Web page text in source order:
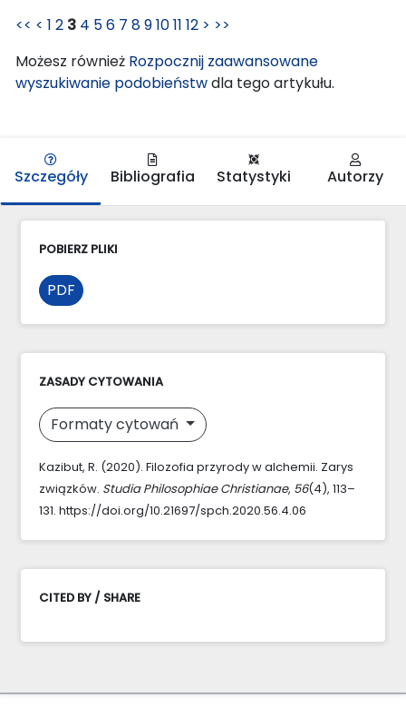
<< < 1 2 3 4 56 7 891011 12 > >>
Możesz również Rozpocznij zaawansowane
wyszukiwanie podobieństwdla tego artykułu.
Szczegóły Bibliografia Statystyki Autorzy
POBIERZ PLIKI
PDF
ZASADY CYTOWANIA
Formaty cytowań
Kazibut, R. (2020). Filozofia przyrody w alchemii. Zarys
związków. Studia Philosophiae Christianae, 56(4), 113–
131. https://doi.org/10.21697/spch.2020.56.4.06
CITED BY / SHARE